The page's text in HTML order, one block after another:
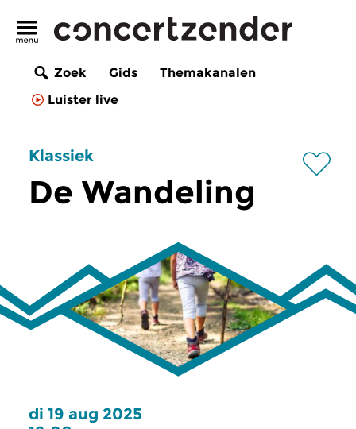
Zoek Gids
Themakanalen
Luister live
Klassiek
De Wandeling
di 19 aug 2025